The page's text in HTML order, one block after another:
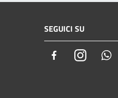
SEGUICI SU
FacebookInstagram